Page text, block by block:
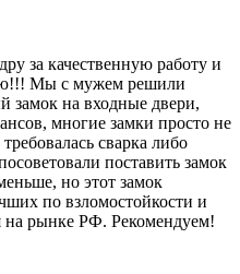
за качественную работу и
Мы с мужем решили
замок на входные двери,
многие замки просто не
сварка либо
поставить замок
но этот замок
по взломостойкости и
на рынке РФ. Рекомендуем!